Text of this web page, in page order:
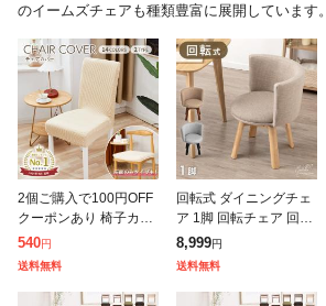
のイームズチェアも種類豊富に展開しています。
2個ご購入で100円OFF
クーポンあり 椅子カバ
ー 背もたれ 背もたれ付
き 座面カバー おしゃれ
脚 生地 チェアカバー
オフィ
540円
送料無料
回転式 ダイニングチェ
ア 1脚 回転チェア 回転
ダイニングチェア 回転
式 回転 回転椅子 360度
チェア リビングチェア
ダイ
8,999円
送料無料